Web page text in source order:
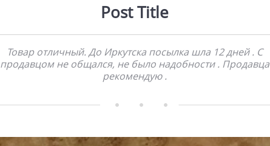
Post Title
Товар отличный. До Иркутска посылка шла 12 дней . С
продавцом не общался, не было надобности . Продавца
рекомендую .